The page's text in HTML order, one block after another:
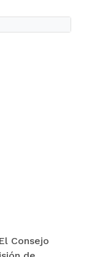
Consejo